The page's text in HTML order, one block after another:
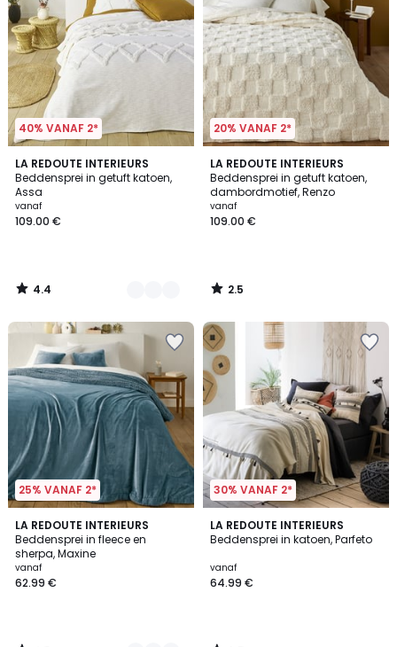
40% VANAF 2*
LA REDOUTE INTERIEURS
Beddensprei in getuft katoen,
Assa
vanaf
109.00 €
4.4
/ 5
2
Kleuren
4.4
/
20% VANAF 2*
LA REDOUTE INTERIEURS
Beddensprei in getuft katoen,
dambordmotief, Renzo
vanaf
109.00 €
2.5
/ 5
2.5
/
25% VANAF 2*
LA REDOUTE INTERIEURS
Beddensprei in fleece en
sherpa, Maxine
vanaf
62.99 €
4.5
/ 5
6
Kleuren
30% VANAF 2*
LA REDOUTE INTERIEURS
Beddensprei in katoen, Parfeto
vanaf
64.99 €
3.7
/ 5